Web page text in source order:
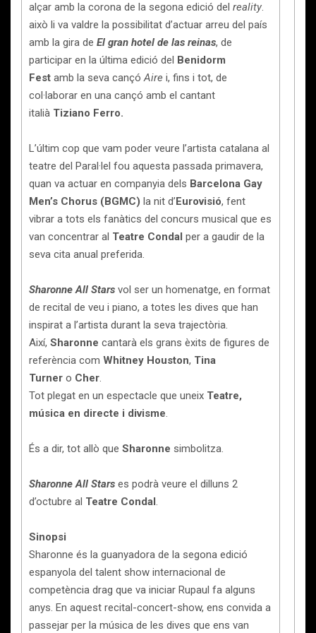
alçar amb la corona de la segona edició del reality.
això li va valdre la possibilitat d’actuar arreu del país
amb la gira de El gran hotel de las reinas, de
participar en la última edició del
Benidorm
Fest amb la seva cançóAire i, fins i tot, de
col·laborar en una cançó amb el cantant
italià Tiziano Ferro.
L’últim cop que vam poder veure l’artista catalana al
teatre del Paral·lel fou aquesta passada primavera,
quan va actuar en companyia dels Barcelona Gay
Men’s Chorus (BGMC) la nit d’ Eurovisió, fent
vibrar a tots els fanàtics del concurs musical que es
van concentrar al Teatre Condal per a gaudir de la
seva cita anual preferida.
Sharonne All Stars vol ser un homenatge, en format
de recital de veu i piano, a totes les dives que han
inspirat a l’artista durant la seva trajectòria.
Així, Sharonne cantarà els grans èxits de figures de
referència com Whitney Houston, Tina
Turner o Cher.
Tot plegat en un espectacle que uneix Teatre,
música en directe i divisme.
És a dir, tot allò que Sharonne simbolitza.
Sharonne All Stars es podrà veure el dilluns 2
d’octubre al Teatre Condal .
Sinopsi
Sharonne és la guanyadora de la segona edició
espanyola del talent show internacional de
competència drag que va iniciar Rupaul fa alguns
anys. En aquest recital-concert-show, ens convida a
passejar per la música de les dives que ens van